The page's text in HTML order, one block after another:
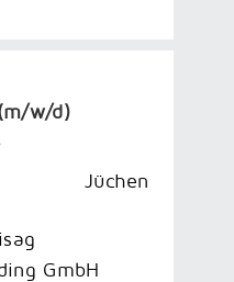
w/d)
Jüchen
GmbH